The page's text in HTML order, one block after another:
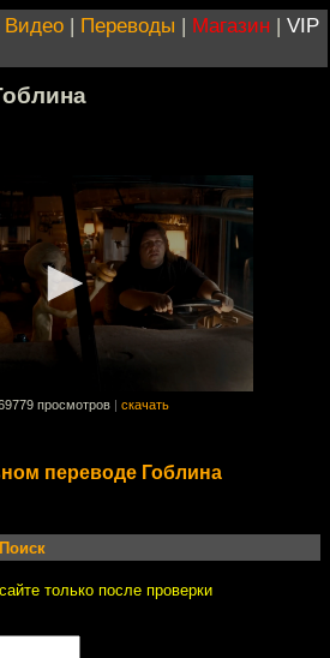
Видео | Переводы | Магазин | VIP
просмотров скачать
переводе Гоблина
Поиск
только после проверки